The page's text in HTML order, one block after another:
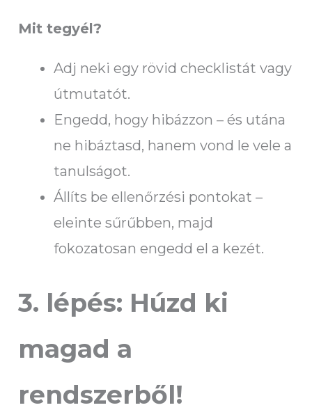
Mit tegyél?
Adj neki egy rövid checklistát vagy
útmutatót.
Engedd, hogy hibázzon – és utána
ne hibáztasd, hanem vond le vele a
tanulságot.
Állíts be ellenőrzési pontokat –
eleinte sűrűbben, majd
fokozatosan engedd el a kezét.
3. lépés: Húzd ki
magad a
rendszerből!